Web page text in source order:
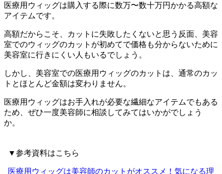
医療用ウィッグは購入する際に数万〜数十万円かかる高額な
アイテムです。
高額だからこそ、カットに失敗したくないと思う反面、美容
室でのウィッグのカットが初めてで価格も分からないために
美容室に行きにくい人もいるでしょう。
しかし、美容室での医療用ウィッグのカットは、通常のカッ
トとほとんど金額は変わりません。
医療用ウィッグはお手入れが必要な繊細なアイテムでもある
ため、ぜひ一度美容師に相談してみてはいかがでしょう
か。
▼参考資料はこちら
医療用ウィッグは美容師のカットがオススメ！気になる理